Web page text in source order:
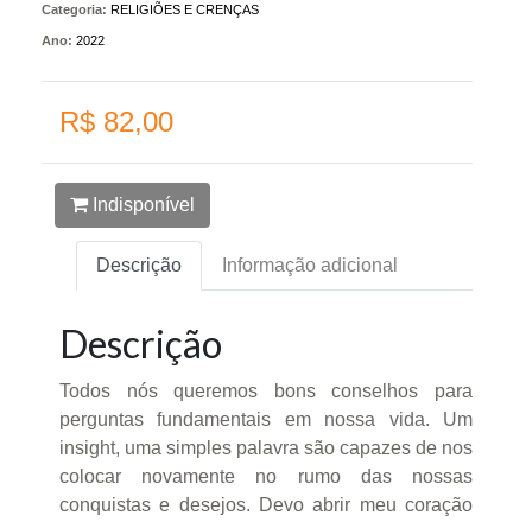
Categoria: RELIGIÕES E CRENÇAS
Ano: 2022
R$ 82,00
Indisponível
Descrição Informação adicional
Descrição
Todos nós queremos bons conselhos para
perguntas fundamentais em nossa vida. Um
insight, uma simples palavra são capazes de nos
colocar novamente no rumo das nossas
conquistas e desejos. Devo abrir meu coração